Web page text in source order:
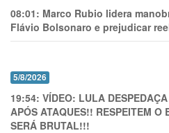
08:01: Marco Rubio lidera
Flávio Bolsonaro e prejudicar
5/8/2026
19:54: VÍDEO: LULA
APÓS ATAQUES!! RESPEITEM
SERÁ BRUTAL!!!